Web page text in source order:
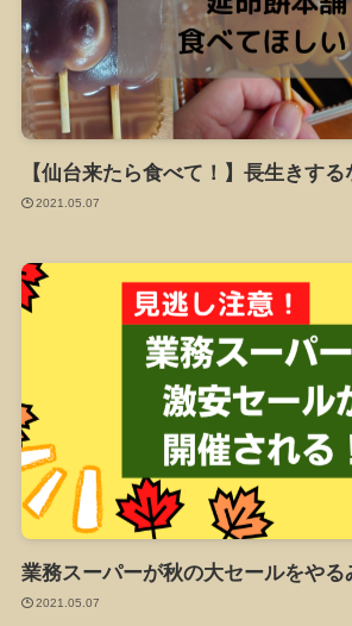
【仙台来たら食べて！】長生きす
2021.05.07
業務スーパーが秋の大セールをやる
2021.05.07